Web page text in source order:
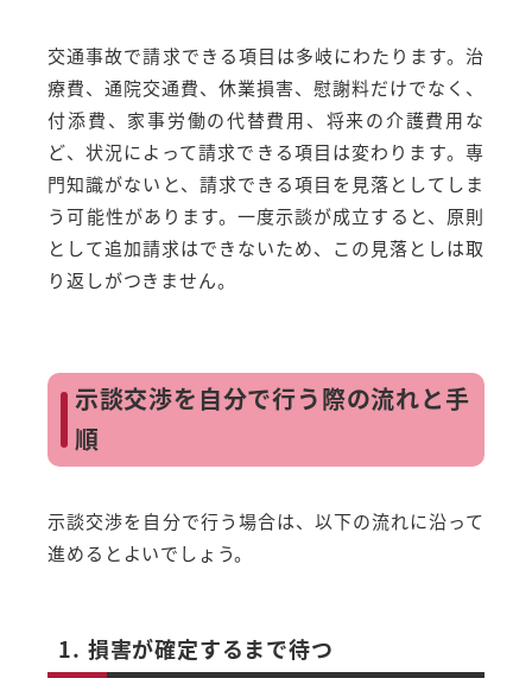
交通事故で請求できる項目は多岐にわたります。治
療費、通院交通費、休業損害、慰謝料だけでなく、
付添費、家事労働の代替費用、将来の介護費用な
ど、状況によって請求できる項目は変わります。専
門知識がないと、請求できる項目を見落としてしま
う可能性があります。一度示談が成立すると、原則
として追加請求はできないため、この見落としは取
り返しがつきません。
示談交渉を自分で行う際の流れと手
順
示談交渉を自分で行う場合は、以下の流れに沿って
進めるとよいでしょう。
1. 損害が確定するまで待つ